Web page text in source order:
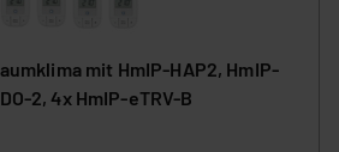
mit HmIP-HAP2, HmIP-
SWDO-2, 4x HmIP-eTRV-B